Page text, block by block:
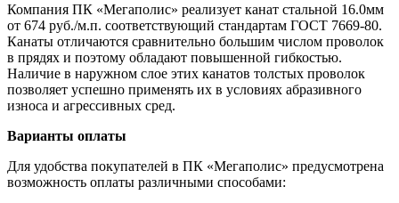
Компания ПК «Мегаполис» реализует канат стальной 16.0мм
от 674 руб./м.п. соответствующий стандартам ГОСТ 7669-80.
Канаты отличаются сравнительно большим числом проволок
в прядях и поэтому обладают повышенной гибкостью.
Наличие в наружном слое этих канатов толстых проволок
позволяет успешно применять их в условиях абразивного
износа и агрессивных сред.
Варианты оплаты
Для удобства покупателей в ПК «Мегаполис» предусмотрена
возможность оплаты различными способами: